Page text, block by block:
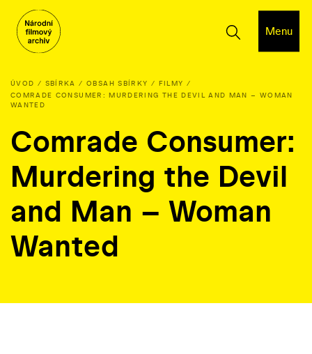
Menu
ÚVOD SBÍRKA OBSAH SBÍRKY
FILMY
COMRADE CONSUMER: MURDERING THE DEVIL AND MAN – WOMAN
WANTED
Comrade Consumer:
Murdering the Devil
and Man – Woman
Wanted